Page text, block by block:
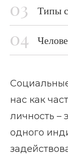
Типы
нас как
личность –
одного